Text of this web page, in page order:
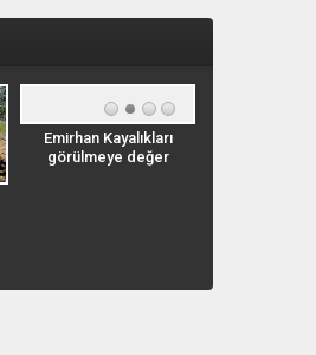
Emirhan Kayalıkları
görülmeye değer